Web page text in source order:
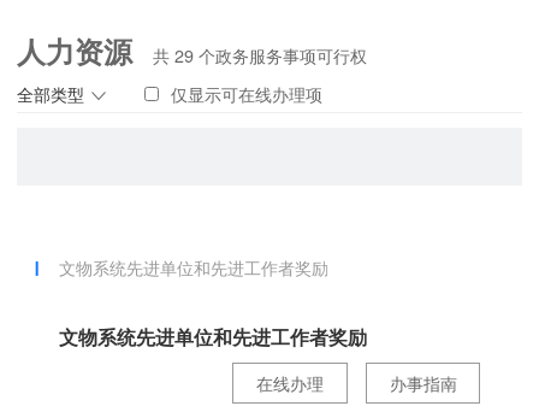
人力资源
全部类型
共29 个政务服务事项可行权
仅显示可在线办理项
文物系统先进单位和先进工作者奖励
文物系统先进单位和先进工作者奖励
办事指南
在线办理